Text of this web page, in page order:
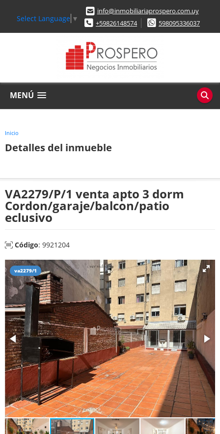
Select Language ▼
info@inmobiliariaprospero.com.uy
+59826148574
598095336037
MENÚ
Inicio
Detalles del inmueble
VA2279/P/1 venta apto 3 dorm
Cordon/garaje/balcon/patio
eclusivo
Código: 9921204
va2279/1